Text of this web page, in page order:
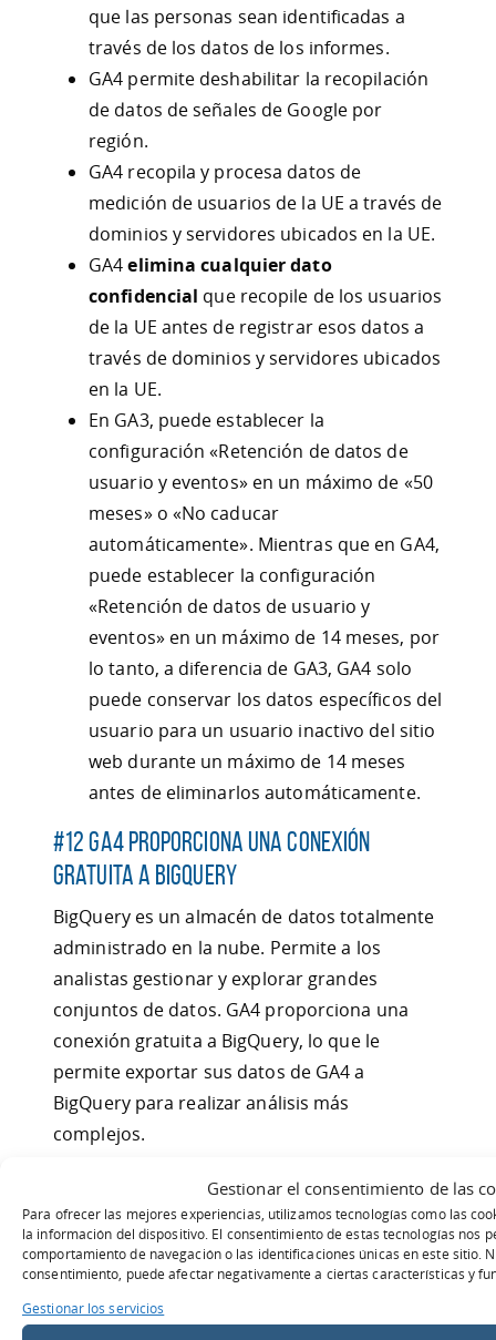
Gestionar el consentimiento de las
Para ofrecer las mejores experiencias, utilizamos tecnologías como las
la información del dispositivo. El consentimiento de estas tecnologías nos
comportamiento de navegación o las identificaciones únicas en este sitio.
consentimiento, puede afectar negativamente a ciertas características y
Gestionar los servicios
que las personas sean identificadas a
través de los datos de los informes.
GA4 permite deshabilitar la recopilación
de datos de señales de Google por
región.
GA4 recopila y procesa datos de
medición de usuarios de la UE a través de
dominios y servidores ubicados en la UE.
GA4elimina cualquier dato
confidencial que recopile de los usuarios
de la UE antes de registrar esos datos a
través de dominios y servidores ubicados
en la UE.
En GA3, puede establecer la
configuración «Retención de datos de
usuario y eventos» en un máximo de «50
meses» o «No caducar
automáticamente». Mientras que en GA4,
puede establecer la configuración
«Retención de datos de usuario y
eventos» en un máximo de 14 meses, por
lo tanto, a diferencia de GA3, GA4 solo
puede conservar los datos específicos del
usuario para un usuario inactivo del sitio
web durante un máximo de 14 meses
antes de eliminarlos automáticamente.
#12 GA4 proporciona una conexión
gratuita a BigQuery
BigQuery es un almacén de datos totalmente
administrado en la nube. Permite a los
analistas gestionar y explorar grandes
conjuntos de datos. GA4 proporciona una
conexión gratuita a BigQuery, lo que le
permite exportar sus datos de GA4 a
BigQuery para realizar análisis más
complejos.
A diferencia de GA3, GA4 viene con una
conexión gratuita a BigQuery, algo que
anteriormente, solo estaba disponible para
los clientes de GA 360. Ahora se puede
acceder a los datos sin procesar de GA y